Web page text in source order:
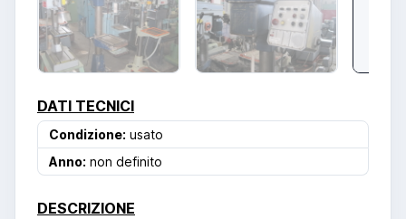
DATI TECNICI
Condizione: usato
Anno: non definito
DESCRIZIONE